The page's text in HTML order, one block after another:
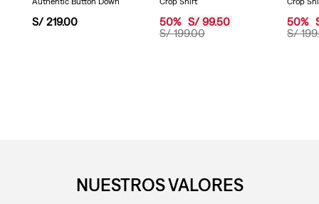
S/ 219.00
S/ 199.00
50% S/ 99.50
S/ 199.
50%
NUESTROS VALORES